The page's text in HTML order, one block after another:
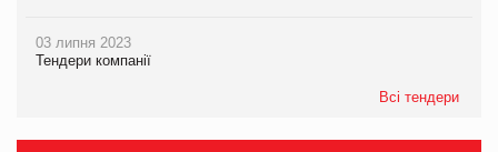
03 липня 2023
Тендери компанії
Всі тендери